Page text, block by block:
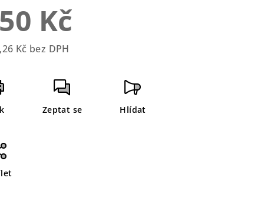
Kč
Kč bez DPH
Zeptat se Hlídat